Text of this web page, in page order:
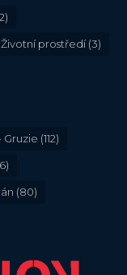
Životní prostředí(3)
Gruzie (112)
(80)